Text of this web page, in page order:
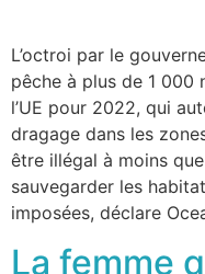
L’octroi par le
pêche à plus de 1 000
l’UE pour 2022, qui
dragage dans les
être illégal à moins
sauvegarder les
imposées, déclare
La femme